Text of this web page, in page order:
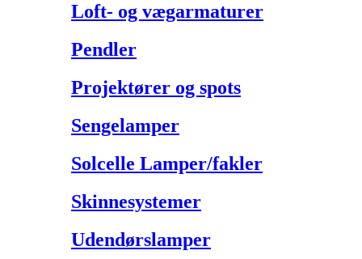
Loft- og vægarmaturer
Pendler
Projektører og spots
Sengelamper
Solcelle Lamper/fakler
Skinnesystemer
Udendørslamper